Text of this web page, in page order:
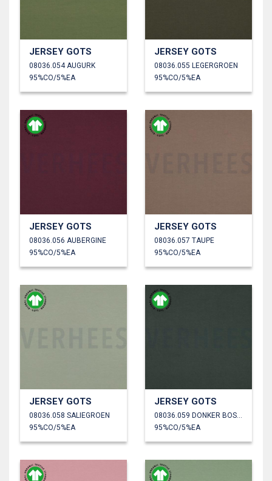
JERSEY GOTS
08036.054 AUGURK
95%CO/5%EA
JERSEY GOTS
08036.055 LEGERGROEN
95%CO/5%EA
JERSEY GOTS
08036.056 AUBERGINE
95%CO/5%EA
JERSEY GOTS
08036.057 TAUPE
95%CO/5%EA
JERSEY GOTS
08036.058 SALIEGROEN
95%CO/5%EA
JERSEY GOTS
08036.059 DONKER BOSGROEN
95%CO/5%EA